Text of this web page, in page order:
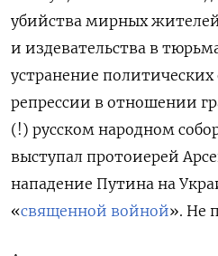
убийства мирных
и издевательства в
устранение
репрессии в отношении
(!) русском народном
выступал протоиерей
нападение Путина на
«священной войной». Не